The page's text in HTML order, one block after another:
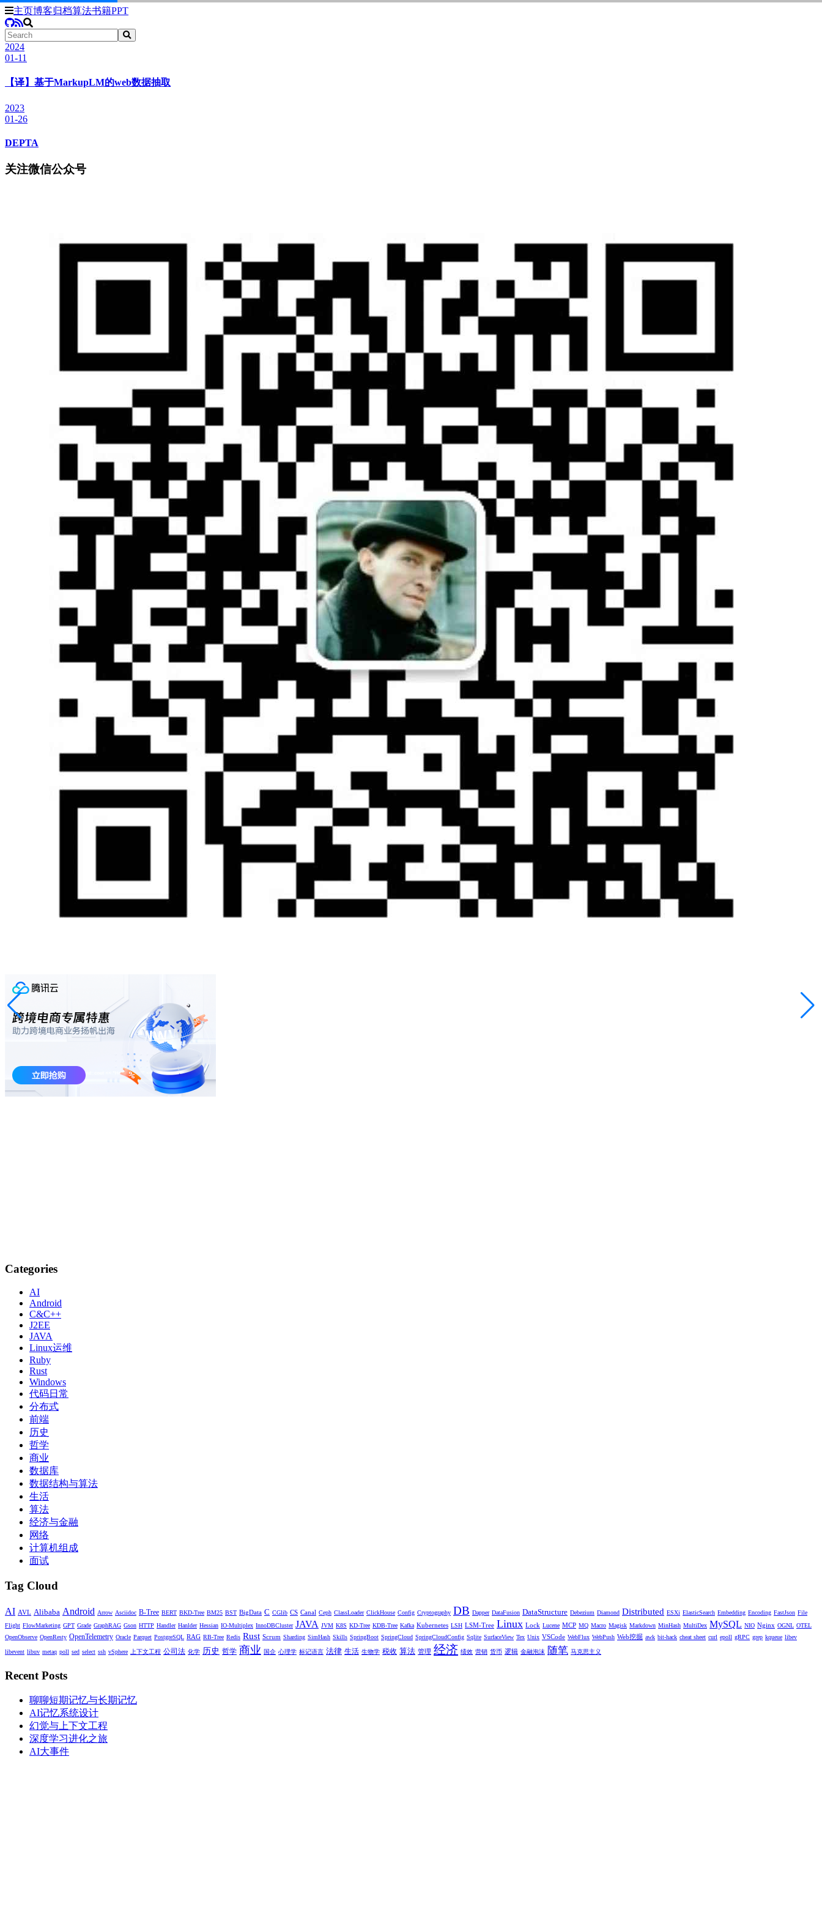
主页博客归档算法书籍PPT
2024
01-11
【译】基于MarkupLM的web数据抽取
2023
01-26
DEPTA
关注微信公众号
Categories
AI
Android
C&C++
J2EE
JAVA
Linux运维
Ruby
Rust
Windows
代码日常
分布式
前端
历史
哲学
商业
数据库
数据结构与算法
生活
算法
经济与金融
网络
计算机组成
面试
Tag Cloud
AI AVL Alibaba Android Arrow Asciidoc B-Tree BERT BKD-Tree BM25 BST BigData C CGlib CS Canal Ceph ClassLoader ClickHouse Config Cryptography DB Dapper DataFusion DataStructure Debezium Diamond Distributed ESXi ElasticSearch Embedding Encoding FastJson File
Flight FlowMarketing GPT Grade GraphRAG Gson HTTP Handler Hanlder Hessian IO-Multiplex InnoDBCluster JAVA JVM K8S KD-Tree KDB-Tree Kafka Kubernetes LSH LSM-Tree Linux Lock Lucene MCP MQ Macro Magisk Markdown MinHash MultiDex MySQL NIO Nginx OGNL OTEL
OpenObserve OpenResty OpenTelemetry Oracle Parquet PostgreSQL RAG RB-Tree Redis Rust Scrum Sharding SimHash Skills SpringBoot SpringCloud SpringCloudConfig Sqlite SurfaceView Tex Unix VSCode WebFlux WebPush Web挖掘 awk bit-hack cheat sheet curl epoll gRPC grep kqueue libev
libevent libuv metaq poll sed select ssh vSphere 上下文工程 公司法 化学 历史 哲学 商业 国企 心理学 标记语言 法律 生活 生物学 税收 算法 管理 经济 绩效 营销 货币 逻辑 金融泡沫 随笔 马克思主义
Recent Posts
聊聊短期记忆与长期记忆
AI记忆系统设计
幻觉与上下文工程
深度学习进化之旅
AI大事件